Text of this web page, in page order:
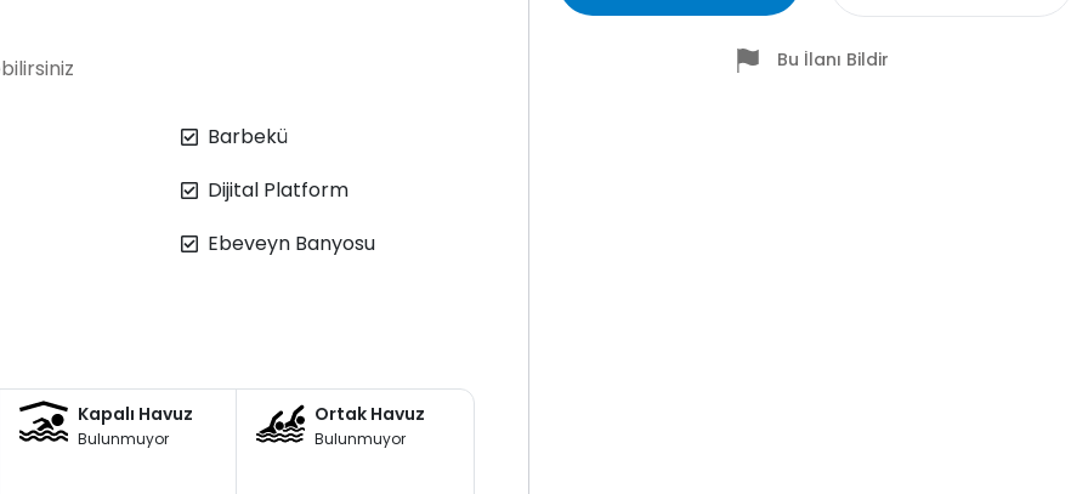
olup, korunaklı ve
ve süs bitkileriyle çevrili bahçede ayrıca duş ve
olup 1.60 metre derinliğe sahiptir. Havuz ve bahçe
LCD TV DVD oynatıcı klima ve internet modemi
mevcuttur.
bulaşık makinesi mikrodalga fırın set üstü
olarak sunulmaktadır.
alanlarına kolayca ulaşım sağlanabilmektedir.
Giriş saati 16.00, çıkış saati ise 10.00’dur.
talep edilmesi halinde bebek karyolası ve mama
Barbekü
Dijital Platform
Ebeveyn Banyosu
Kapalı Havuz
Bulunmuyor
Ortak Havuz
Bulunmuyor
Bu İlanı Bildir